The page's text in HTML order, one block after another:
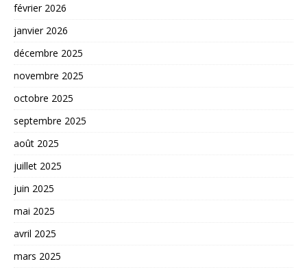
février 2026
janvier 2026
décembre 2025
novembre 2025
octobre 2025
septembre 2025
août 2025
juillet 2025
juin 2025
mai 2025
avril 2025
mars 2025